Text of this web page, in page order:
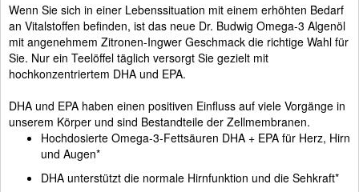
Wenn Sie sich in einer Lebenssituation mit einem erhöhten Bedarf
an Vitalstoffen befinden, ist das neue Dr. Budwig Omega-3 Algenöl
mit angenehmem Zitronen-Ingwer Geschmack die richtige Wahl für
Sie. Nur ein Teelöffel täglich versorgt Sie gezielt mit
hochkonzentriertem DHA und EPA.
DHA und EPA haben einen positiven Einfluss auf viele Vorgänge in
unserem Körper und sind Bestandteile der Zellmembranen.
Hochdosierte Omega-3-Fettsäuren DHA + EPA für Herz, Hirn
und Augen*
DHA unterstützt die normale Hirnfunktion und die Sehkraft*